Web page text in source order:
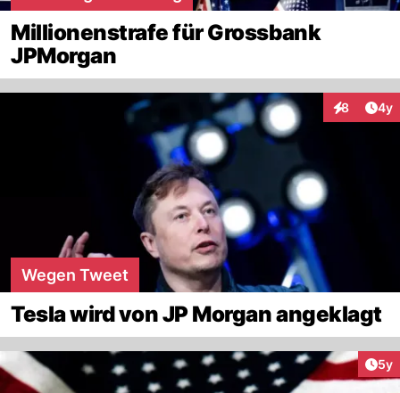
Millionenstrafe für Grossbank
JPMorgan
8 4y
Wegen Tweet
Tesla wird von JP Morgan angeklagt
5y